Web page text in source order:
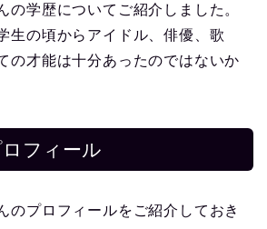
の学歴についてご紹介しました。
生の頃からアイドル、俳優、歌
の才能は十分あったのではないか
フィール
のプロフィールをご紹介しておき